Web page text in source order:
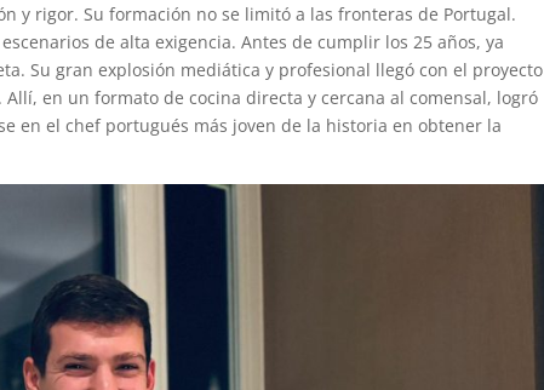
y rigor. Su formación no se limitó a las fronteras de Portugal.
de alta exigencia. Antes de cumplir los 25 años, ya
Su gran explosión mediática y profesional llegó con el proyecto
en un formato de cocina directa y cercana al comensal, logró
en el chef portugués más joven de la historia en obtener la